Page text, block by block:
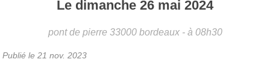
Le dimanche 26 mai 2024
pont de pierre 33000 bordeaux - à 08h30
Publié le 21 nov. 2023